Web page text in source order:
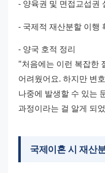
- 양육권 및 면접교섭권
- 국제적 재산분할 이행
- 양국 호적 정리
"처음에는 이런 복잡한
어려웠어요. 하지만 변
나중에 발생할 수 있는
과정이라는 걸 알게 되
국제이혼 시 재산